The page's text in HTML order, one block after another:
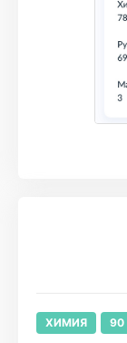
на 23
Экзамен
некоторых
свой
всем
любовь к
ХИМИЯ 90